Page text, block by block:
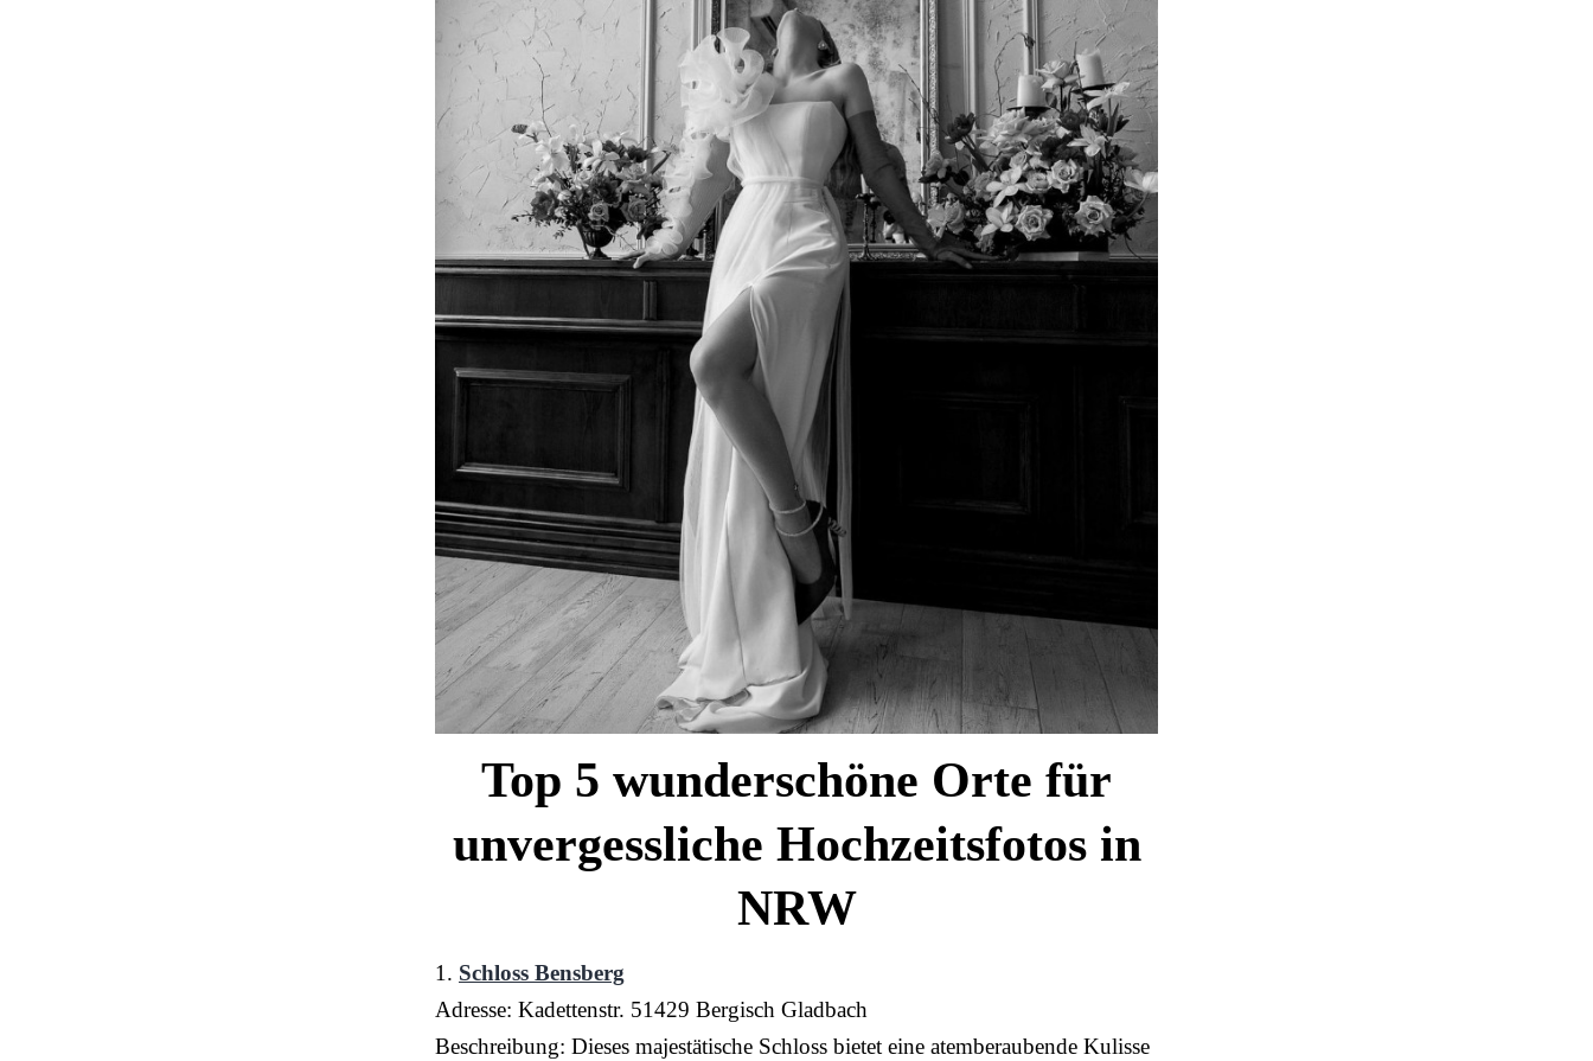
Top 5 wunderschöne Orte für
unvergessliche Hochzeitsfotos in
NRW
1. Schloss Bensberg
Adresse: Kadettenstr. 51429 Bergisch Gladbach
Beschreibung: Dieses majestätische Schloss bietet eine atemberaubende Kulisse